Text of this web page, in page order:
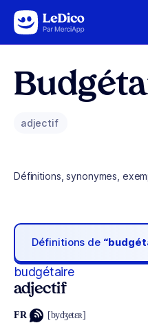
Aller au contenu
adjectif
Définitions, synonymes,
Définitions de
budgétaire
adjectif
FR [bydʒetɛʀ]